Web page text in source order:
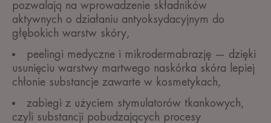
pozwalają na wprowadzenie składników
aktywnych o działaniu antyoksydacyjnym do
głębokich warstw skóry,
peelingi medyczne i mikrodermabrazję — dzięki
usunięciu warstwy martwego naskórka skóra lepiej
chłonie substancje zawarte w kosmetykach,
zabiegi z użyciem stymulatorów tkankowych,
czyli substancji pobudzających procesy